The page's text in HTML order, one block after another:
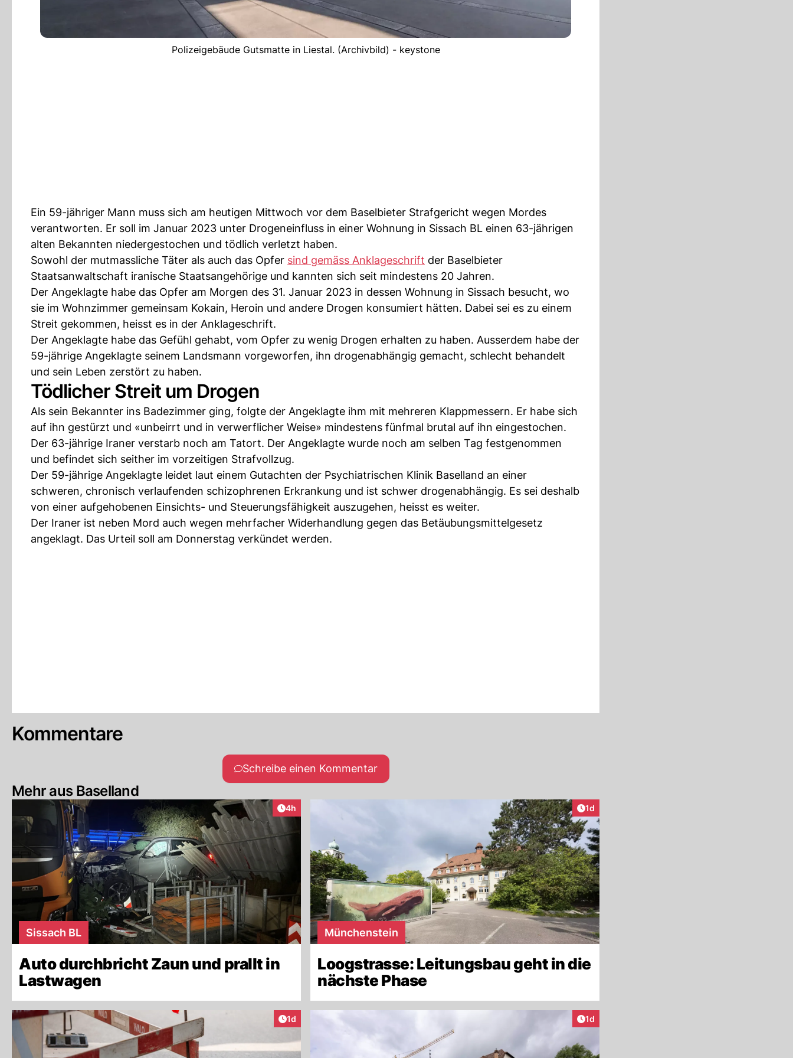
Polizeigebäude Gutsmatte in Liestal. (Archivbild) - keystone
Ein 59-jähriger Mann muss sich am heutigen Mittwoch vor dem Baselbieter Strafgericht wegen Mordes
verantworten. Er soll im Januar 2023 unter Drogeneinfluss in einer Wohnung in Sissach BL einen 63-jährigen
alten Bekannten niedergestochen und tödlich verletzt haben.
Sowohl der mutmassliche Täter als auch das Opfer sind gemäss Anklageschrift der Baselbieter
Staatsanwaltschaft iranische Staatsangehörige und kannten sich seit mindestens 20 Jahren.
Der Angeklagte habe das Opfer am Morgen des 31. Januar 2023 in dessen Wohnung in Sissach besucht, wo
sie im Wohnzimmer gemeinsam Kokain, Heroin und andere Drogen konsumiert hätten. Dabei sei es zu einem
Streit gekommen, heisst es in der Anklageschrift.
Der Angeklagte habe das Gefühl gehabt, vom Opfer zu wenig Drogen erhalten zu haben. Ausserdem habe der
59-jährige Angeklagte seinem Landsmann vorgeworfen, ihn drogenabhängig gemacht, schlecht behandelt
und sein Leben zerstört zu haben.
Tödlicher Streit um Drogen
Als sein Bekannter ins Badezimmer ging, folgte der Angeklagte ihm mit mehreren Klappmessern. Er habe sich
auf ihn gestürzt und «unbeirrt und in verwerflicher Weise» mindestens fünfmal brutal auf ihn eingestochen.
Der 63-jährige Iraner verstarb noch am Tatort. Der Angeklagte wurde noch am selben Tag festgenommen
und befindet sich seither im vorzeitigen Strafvollzug.
Der 59-jährige Angeklagte leidet laut einem Gutachten der Psychiatrischen Klinik Baselland an einer
schweren, chronisch verlaufenden schizophrenen Erkrankung und ist schwer drogenabhängig. Es sei deshalb
von einer aufgehobenen Einsichts- und Steuerungsfähigkeit auszugehen, heisst es weiter.
Der Iraner ist neben Mord auch wegen mehrfacher Widerhandlung gegen das Betäubungsmittelgesetz
angeklagt. Das Urteil soll am Donnerstag verkündet werden.
Kommentare
Schreibe einen Kommentar
Mehr aus Baselland
Artikel veröffentlicht:
4h
Sissach BL
Auto durchbricht Zaun und prallt in
Lastwagen
Artikel veröffentlicht:
1d
Münchenstein
Loogstrasse: Leitungsbau geht in die
nächste Phase
Artikel veröffentlicht:
1d Artikel veröffentlicht:
1d